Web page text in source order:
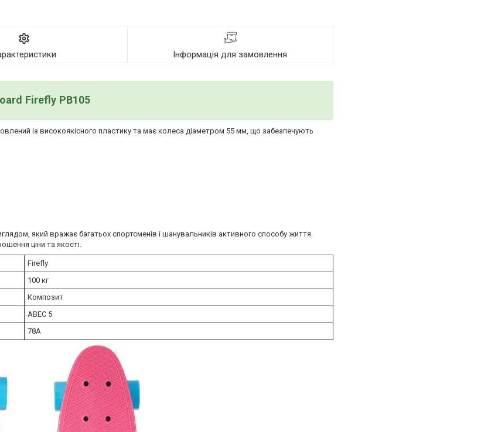
Інформація для замовлення
Firefly PB105
із високоякісного пластику та має колеса діаметром 55 мм, що забезпечують
який вражає багатьох спортсменів і шанувальників активного способу життя.
ціни та якості.
Firefly
100 кг
Композит
АВЕС 5
78А